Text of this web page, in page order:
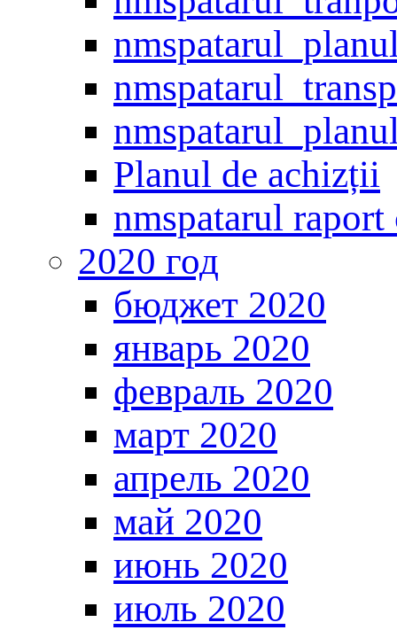
Planul de achizții
nmspatarul
2020 год
бюджет 2020
январь 2020
февраль 2020
март 2020
апрель 2020
май 2020
июнь 2020
июль 2020